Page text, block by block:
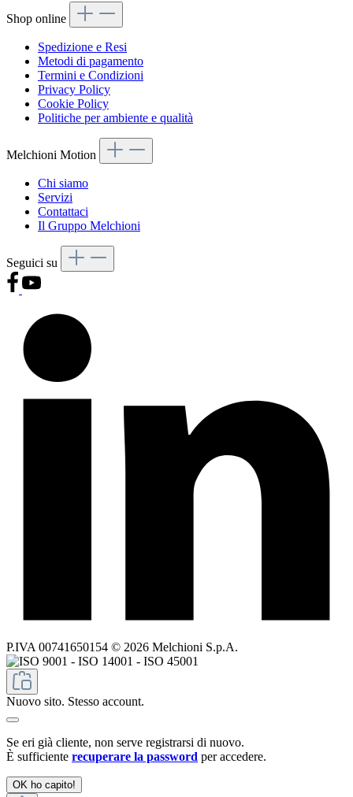
Shop online
Spedizione e Resi
Metodi di pagamento
Termini e Condizioni
Privacy Policy
Cookie Policy
Politiche per ambiente e qualità
Melchioni Motion
Chi siamo
Servizi
Contattaci
Il Gruppo Melchioni
Seguici su
P.IVA 00741650154 © 2026 Melchioni S.p.A.
Nuovo sito. Stesso account.
Se eri già cliente, non serve registrarsi di nuovo.
È sufficiente recuperare la password per accedere.
OK ho capito!